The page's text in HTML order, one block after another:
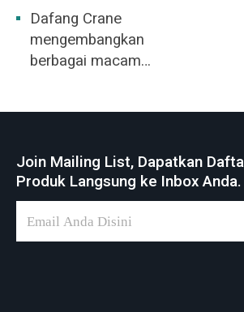
Dafang Crane
mengembangkan
berbagai macam
Grab clamshell dapat
digunakan untuk
sebagian besar
material massal.
Join Mailing List, Dapatkan
Produk Langsung ke Inbox Anda.